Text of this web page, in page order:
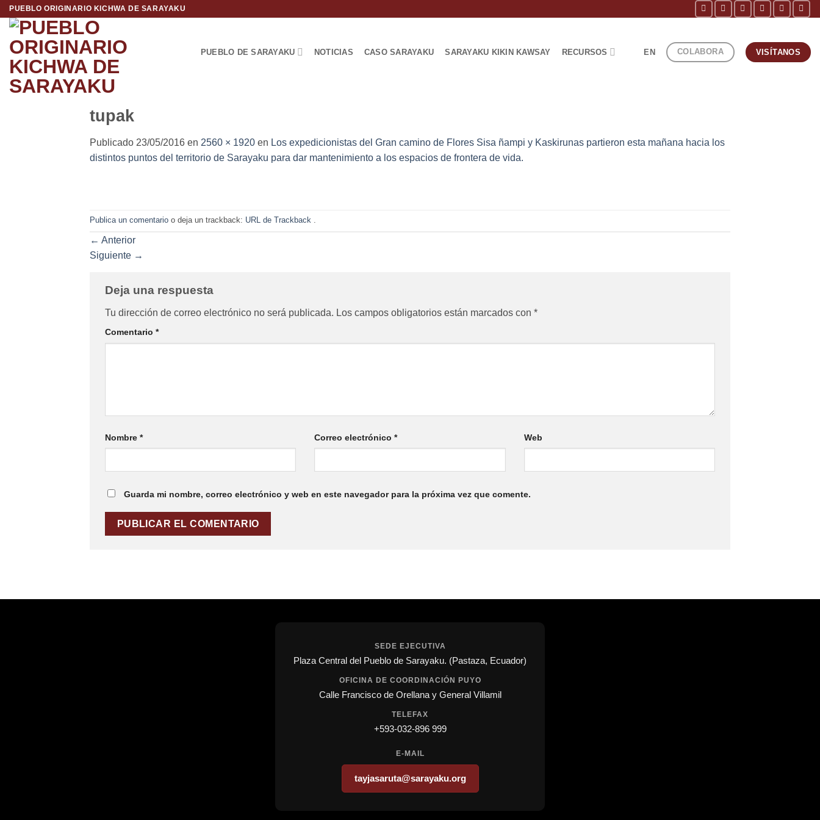
Saltar
contenido
PUEBLO ORIGINARIO KICHWA DE SARAYAKU
PUEBLO DE SARAYAKU NOTICIAS CASO SARAYAKU SARAYAKU KIKIN KAWSAY RECURSOS EN COLABORA VISÍTANOS
tupak
Publicado 23/05/2016 en 2560 × 1920 en Los expedicionistas del Gran camino de Flores Sisa ñampi y Kaskirunas partieron esta mañana hacia los
distintos puntos del territorio de Sarayaku para dar mantenimiento a los espacios de frontera de vida.
Publica un comentario o deja un trackback: URL de Trackback .
← Anterior
Siguiente →
Deja una respuesta
Tu dirección de correo electrónico no será publicada. Los campos obligatorios están marcados con *
Comentario *
Nombre * Correo electrónico* Web
Guarda mi nombre, correo electrónico y web en este navegador para la próxima vez que comente.
SEDE EJECUTIVA
Plaza Central del Pueblo de Sarayaku. (Pastaza, Ecuador)
OFICINA DE COORDINACIÓN PUYO
Calle Francisco de Orellana y General Villamil
TELEFAX
+593-032-896 999
E-MAIL
tayjasaruta@sarayaku.org